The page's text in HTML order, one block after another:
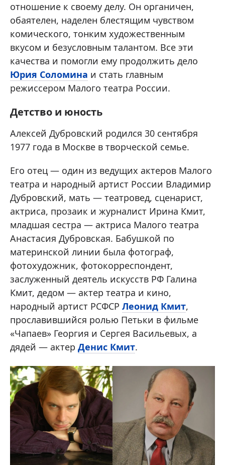
отношение к своему делу. Он органичен,
обаятелен, наделен блестящим чувством
комического, тонким художественным
вкусом и безусловным талантом. Все эти
качества и помогли ему продолжить дело
Юрия Соломина и стать главным
режиссером Малого театра России.
Детство и юность
Алексей Дубровский родился 30 сентября
1977 года в Москве в творческой семье.
Его отец — один из ведущих актеров Малого
театра и народный артист России Владимир
Дубровский, мать — театровед, сценарист,
актриса, прозаик и журналист Ирина Кмит,
младшая сестра — актриса Малого театра
Анастасия Дубровская. Бабушкой по
материнской линии была фотограф,
фотохудожник, фотокорреспондент,
заслуженный деятель искусств РФ Галина
Кмит, дедом — актер театра и кино,
народный артист РСФСР Леонид Кмит,
прославившийся ролью Петьки в фильме
«Чапаев» Георгия и Сергея Васильевых, а
дядей — актер Денис Кмит.